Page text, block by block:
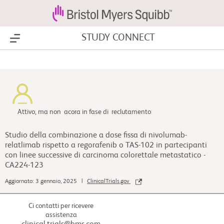
Show Menu STUDY CONNECT
Attivo, ma non acora in fase di reclutamento
Studio della combinazione a dose fissa di nivolumab-
relatlimab rispetto a regorafenib o TAS-102 in partecipanti
con linee successive di carcinoma colorettale metastatico -
CA224-123
Aggiornato: 3 gennaio, 2025 | ClinicalTrials.gov
Ci contatti per ricevere
assistenza